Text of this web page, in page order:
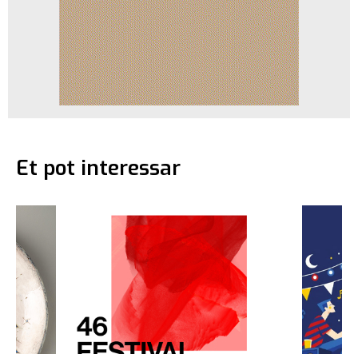
Et pot interessar